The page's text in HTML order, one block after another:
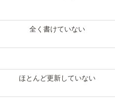
全く書けていない
ほとんど更新していない